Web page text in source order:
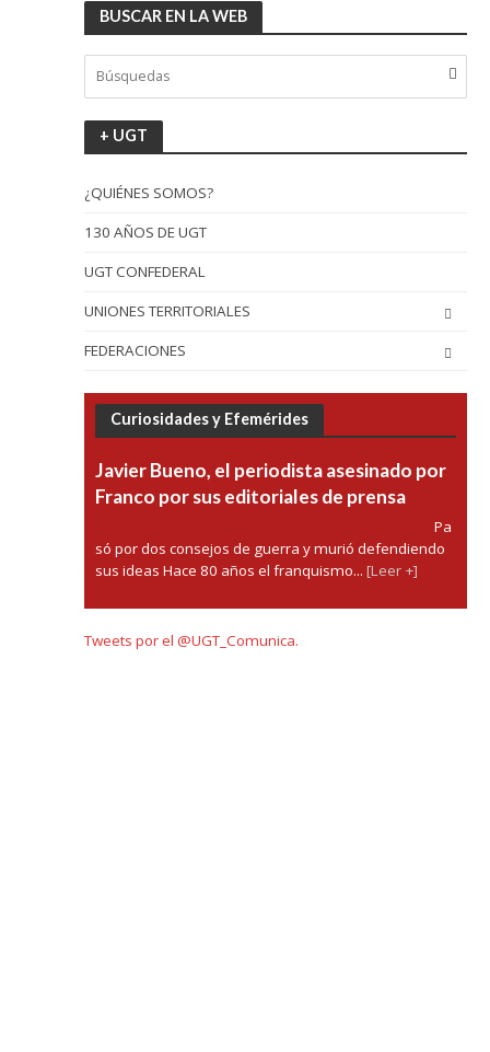
BUSCAR EN LA WEB
+ UGT
¿QUIÉNES SOMOS?
130 AÑOS DE UGT
UGT CONFEDERAL
UNIONES TERRITORIALES
FEDERACIONES
Curiosidades y Efemérides
Javier Bueno, el periodista asesinado por
Franco por sus editoriales de prensa
Pa
só por dos consejos de guerra y murió defendiendo
sus ideas Hace 80 años el franquismo... [Leer +]
Tweets por el @UGT_Comunica.